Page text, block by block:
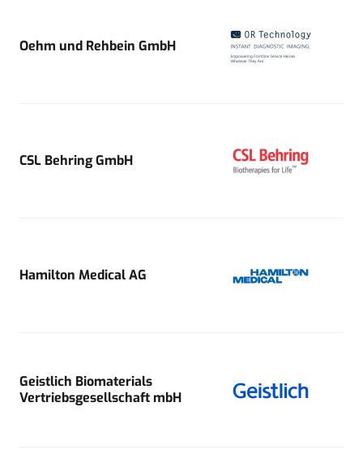
Oehm und Rehbein GmbH
CSL Behring GmbH
Hamilton Medical AG
Geistlich Biomaterials
Vertriebsgesellschaft mbH